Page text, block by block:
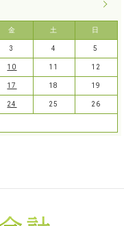
金 土 日
12
3 4 5
10 11 12
17 18 19
24 25 26